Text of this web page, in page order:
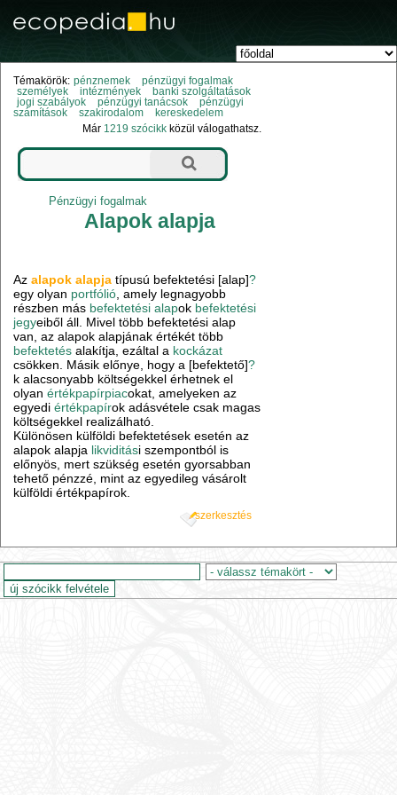
Témakörök: pénznemek
pénzügyi fogalmak
személyek
intézmények
banki szolgáltatások
jogi szabályok
pénzügyi tanácsok
pénzügyi
számítások
szakirodalom
kereskedelem
Már 1219 szócikk közül válogathatsz.
Pénzügyi fogalmak
Alapok alapja
Azalapok alapjatípusú befektetési [alap]?
egy olyan portfólió , amely legnagyobb
részben más befektetési alapok befektetési
jegyeiből áll. Mivel több befektetési alap
van, az alapok alapjának értékét több
befektetés alakítja, ezáltal a kockázat
csökken. Másik előnye, hogy a [befektető]?
k alacsonyabb költségekkel érhetnek el
olyanértékpapírpiacokat, amelyeken az
egyediértékpapírok adásvétele csak magas
költségekkel realizálható.
Különösen külföldi befektetések esetén az
alapok alapja likviditási szempontból is
előnyös, mert szükség esetén gyorsabban
tehető pénzzé, mint az egyedileg vásárolt
külföldi értékpapírok.
szerkesztés